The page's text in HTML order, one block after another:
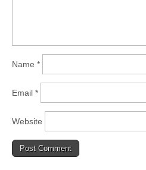
Name *
Email *
Website